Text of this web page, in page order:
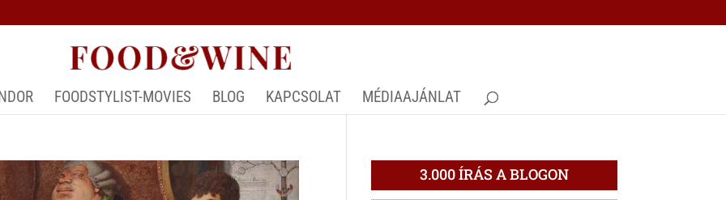
FOODSTYLIST-MOVIES BLOG KAPCSOLAT MÉDIAAJÁNLAT
3.000 ÍRÁS A BLOGON